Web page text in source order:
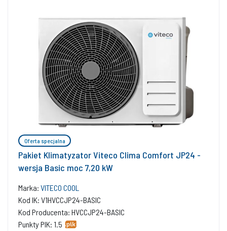
Oferta specjalna
Pakiet Klimatyzator Viteco Clima Comfort JP24 -
wersja Basic moc 7,20 kW
Marka: VITECO COOL
Kod IK: V1HVCCJP24-BASIC
Kod Producenta: HVCCJP24-BASIC
Punkty PIK: 1.5